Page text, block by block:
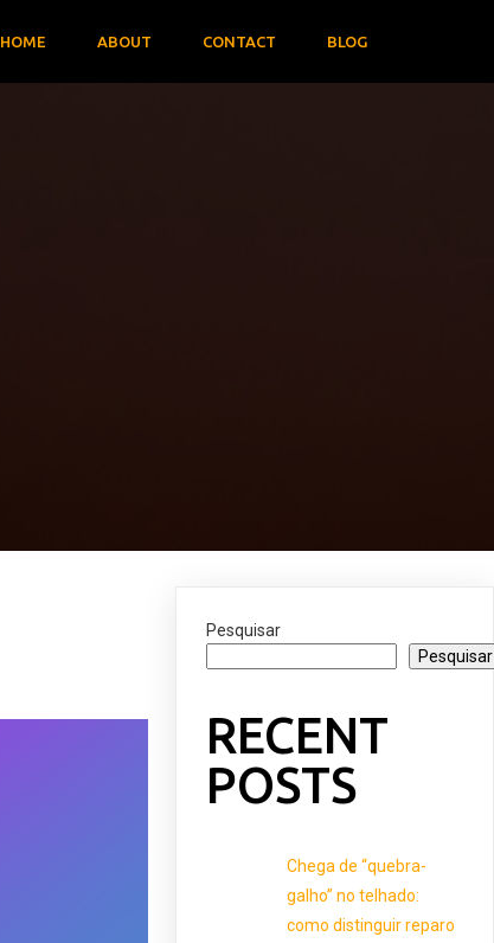
HOME ABOUT CONTACT BLOG
Pesquisar
Pesquisar
RECENT
POSTS
Chega de “quebra-
galho” no telhado:
como distinguir reparo